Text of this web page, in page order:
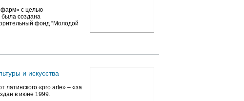
с целью
была создана
фонд “Молодой
и искусства
латинского «рro arte» – «за
в июне 1999.